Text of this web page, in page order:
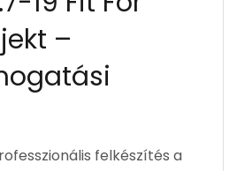
–
felkészítés a